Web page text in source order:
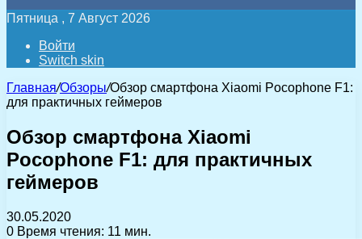
Пятница , 7 Август 2026
Войти
Switch skin
Главная/Обзоры/Обзор смартфона Xiaomi Pocophone F1:
для практичных геймеров
Обзор смартфона Xiaomi
Pocophone F1: для практичных
геймеров
30.05.2020
0 Время чтения: 11 мин.